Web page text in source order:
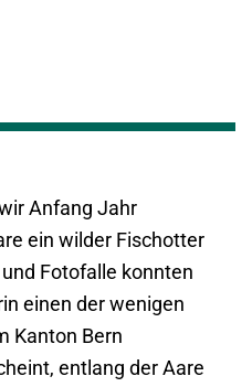
Anfang Jahr
ein wilder Fischotter
Fotofalle konnten
einen der wenigen
Kanton Bern
entlang der Aare